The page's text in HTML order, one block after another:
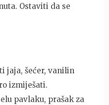
Ostaviti da se
jaja, šećer, vanilin
izmiješati.
pavlaku, prašak za